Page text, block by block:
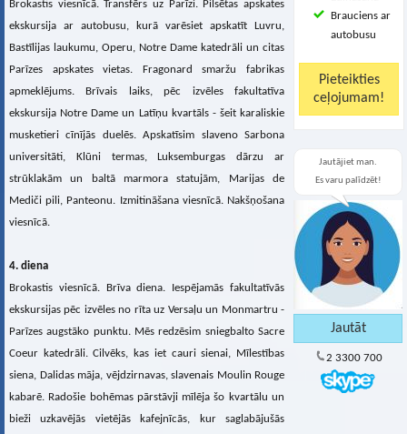
Brauciens ar
autobusu
Jautājiet man.
Es varu palīdzēt!
2 3300 700
Brokastis viesnīcā. Transfērs uz Parīzi. Pilsētas apskates
ekskursija ar autobusu, kurā varēsiet apskatīt Luvru,
Bastīlijas laukumu, Operu, Notre Dame katedrāli un citas
Parīzes apskates vietas. Fragonard smaržu fabrikas
apmeklējums. Brīvais laiks, pēc izvēles fakultatīva
ekskursija Notre Dame un Latīņu kvartāls - šeit karaliskie
musketieri cīnījās duelēs. Apskatīsim slaveno Sarbona
universitāti, Klūni termas, Luksemburgas dārzu ar
strūklakām un baltā marmora statujām, Marijas de
Mediči pili, Panteonu. Izmitināšana viesnīcā. Nakšņošana
viesnīcā.
4. diena
Brokastis viesnīcā. Brīva diena. Iespējamās fakultatīvās
ekskursijas pēc izvēles no rīta uz Versaļu un Monmartru -
Parīzes augstāko punktu. Mēs redzēsim sniegbalto Sacre
Coeur katedrāli. Cilvēks, kas iet cauri sienai, Mīlestības
siena, Dalidas māja, vējdzirnavas, slavenais Moulin Rouge
kabarē. Radošie bohēmas pārstāvji mīlēja šo kvartālu un
bieži uzkavējās vietējās kafejnīcās, kur saglabājušās